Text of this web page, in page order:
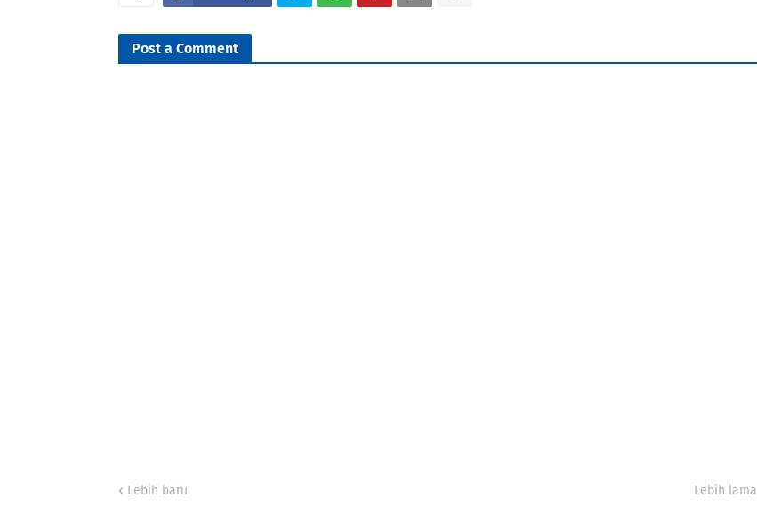
Post a Comment
Lebih baru Lebih lama